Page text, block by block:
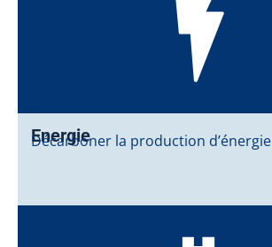
Energie
Décarboner la production d’énergie